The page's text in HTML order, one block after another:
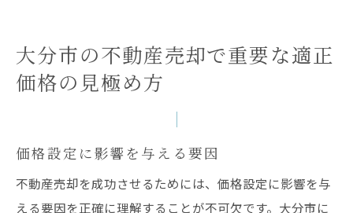
大分市の不動産売却で重要な適正
価格の見極め方
価格設定に影響を与える要因
不動産売却を成功させるためには、価格設定に影響を与
える要因を正確に理解することが不可欠です。大分市に